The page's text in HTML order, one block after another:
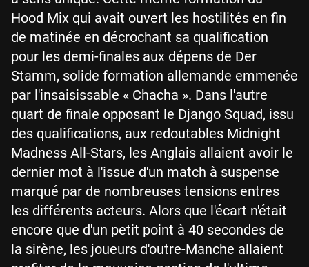
Hood Mix qui avait ouvert les hostilités en fin
de matinée en décrochant sa qualification
pour les demi-finales aux dépens de Der
Stamm, solide formation allemande emmenée
par l'insaisissable « Chacha ». Dans l'autre
quart de finale opposant le Django Squad, issu
des qualifications, aux redoutables Midnight
Madness All-Stars, les Anglais allaient avoir le
dernier mot à l'issue d'un match à suspense
marqué par de nombreuses tensions entres
les différents acteurs. Alors que l'écart n'était
encore que d'un petit point à 40 secondes de
la sirène, les joueurs d'outre-Manche allaient